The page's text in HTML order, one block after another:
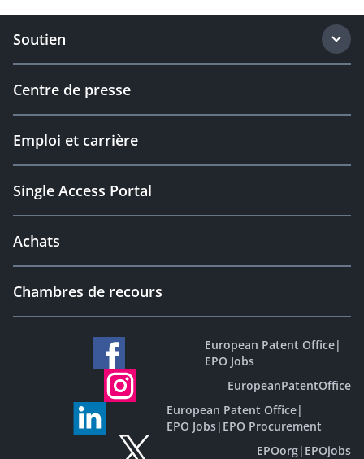
Soutien
Centre de presse
Emploi et carrière
Single Access Portal
Achats
Chambres de recours
European Patent Office|
EPO Jobs
EuropeanPatentOffice
European Patent Office|
EPO Jobs| EPO Procurement
EPOorg| EPOjobs